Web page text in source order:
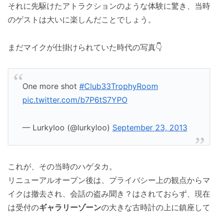
それに先駆けたアトラクションのような体験に驚き、当時
のゲストは大いに楽しんだことでしょう。
まだマイクが仕掛けられていた時代の写真👇
One more shot #Club33TrophyRoom
pic.twitter.com/b7P6tS7YPO
— Lurkyloo (@lurkyloo) September 23, 2013
これが、その当時のハゲタカ。
リニューアルオープン後は、プライバシー上の観点からマ
イクは撤去され、会話の盗み聞き？はされておらず、現在
は受付のギャラリーゾーンの大きな古時計の上に鎮座して